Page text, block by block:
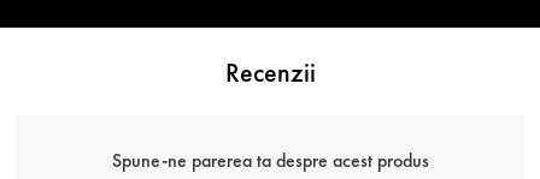
Recenzii
Spune-ne parerea ta despre acest produs